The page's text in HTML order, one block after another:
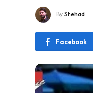
By Shehad
Facebook